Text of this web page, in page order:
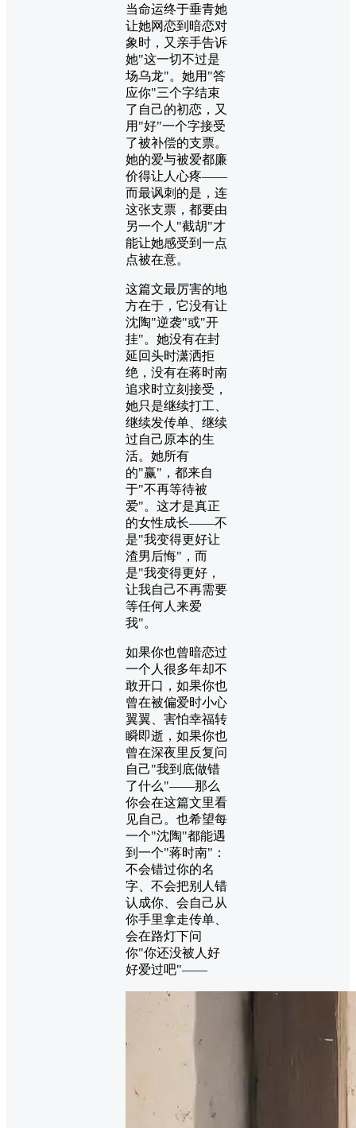
当命运终于垂青她
让她网恋到暗恋对
象时，又亲手告诉
她"这一切不过是
场乌龙"。她用"答
应你"三个字结束
了自己的初恋，又
用"好"一个字接受
了被补偿的支票。
她的爱与被爱都廉
价得让人心疼——
而最讽刺的是，连
这张支票，都要由
另一个人"截胡"才
能让她感受到一点
点被在意。
这篇文最厉害的地
方在于，它没有让
沈陶"逆袭"或"开
挂"。她没有在封
延回头时潇洒拒
绝，没有在蒋时南
追求时立刻接受，
她只是继续打工、
继续发传单、继续
过自己原本的生
活。她所有
的"赢"，都来自
于"不再等待被
爱"。这才是真正
的女性成长——不
是"我变得更好让
渣男后悔"，而
是"我变得更好，
让我自己不再需要
等任何人来爱
我"。
如果你也曾暗恋过
一个人很多年却不
敢开口，如果你也
曾在被偏爱时小心
翼翼、害怕幸福转
瞬即逝，如果你也
曾在深夜里反复问
自己"我到底做错
了什么"——那么
你会在这篇文里看
见自己。也希望每
一个"沈陶"都能遇
到一个"蒋时南"：
不会错过你的名
字、不会把别人错
认成你、会自己从
你手里拿走传单、
会在路灯下问
你"你还没被人好
好爱过吧"——